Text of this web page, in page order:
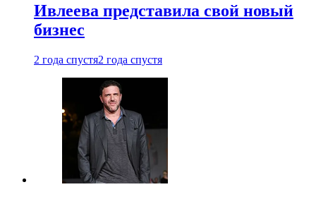
Ивлеева представила свой новый
бизнес
2 года спустя2 года спустя